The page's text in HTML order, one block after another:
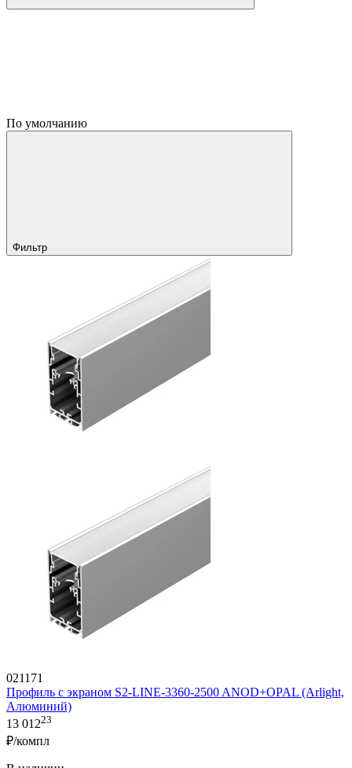
По умолчанию
Фильтр
021171
Профиль с экраном S2-LINE-3360-2500 ANOD+OPAL (Arlight,
Алюминий)
13 01223
₽/компл